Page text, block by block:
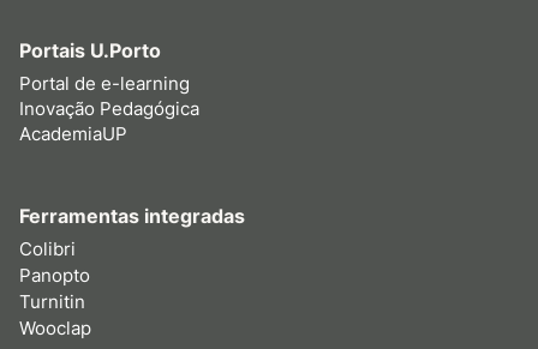
Portais U.Porto
Portal de e-learning
Inovação Pedagógica
AcademiaUP
Ferramentas integradas
Colibri
Panopto
Turnitin
Wooclap